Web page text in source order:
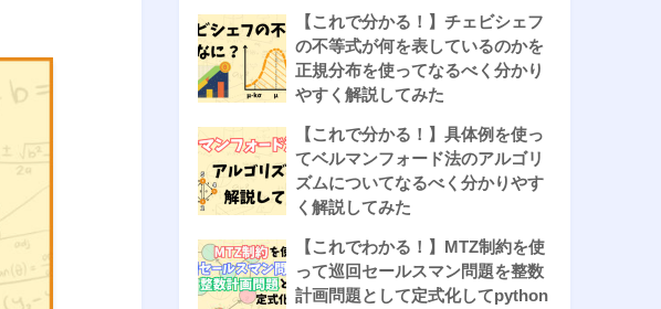
る
の
【これで分かる！】チェビシェフ
の不等式が何を表しているのかを
正規分布を使ってなるべく分かり
やすく解説してみた
【これで分かる！】具体例を使っ
てベルマンフォード法のアルゴリ
ズムについてなるべく分かりやす
く解説してみた
【これでわかる！】MTZ制約を使
って巡回セールスマン問題を整数
計画問題として定式化してpython